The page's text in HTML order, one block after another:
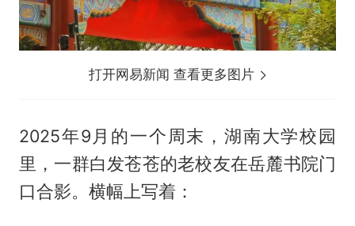
打开网易新闻 查看更多图片
2025年9月的一个周末，湖南大学校园
里，一群白发苍苍的老校友在岳麓书院门
口合影。横幅上写着：